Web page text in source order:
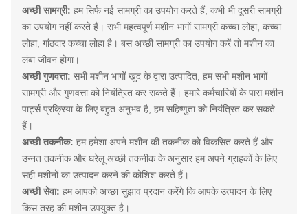
अच्छी सामग्री: हम सिर्फ नई सामग्री का उपयोग करते हैं, कभी भी दूसरी सामग्री
का उपयोग नहीं करते हैं। सभी महत्वपूर्ण मशीन भागों सामग्री कच्चा लोहा, कच्चा
लोहा, गांठदार कच्चा लोहा है। बस अच्छी सामग्री का उपयोग करें तो मशीन का
लंबा जीवन होगा।
अच्छी गुणवत्ता: सभी मशीन भागों खुद के द्वारा उत्पादित, हम सभी मशीन भागों
सामग्री और गुणवत्ता को नियंत्रित कर सकते हैं। हमारे कर्मचारियों के पास मशीन
पार्ट्स प्रक्रिया के लिए बहुत अनुभव है, हम सहिष्णुता को नियंत्रित कर सकते
हैं।
अच्छी तकनीक: हम हमेशा अपने मशीन की तकनीक को विकसित करते हैंऔर
उन्नत तकनीक और घरेलू अच्छीतकनीक के अनुसार हम अपने ग्राहकों के लिए
सही मशीनों का उत्पादन करने की कोशिश करते हैं।
अच्छी सेवा: हम आपको अच्छा सुझाव प्रदान करेंगे कि आपके उत्पादन के लिए
किस तरह की मशीन उपयुक्त है।